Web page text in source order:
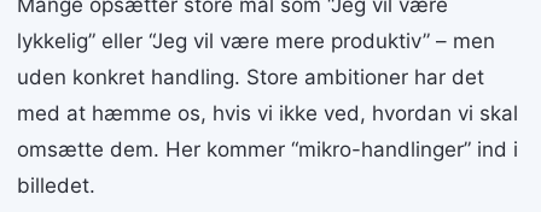
lykkelig” eller “Jeg vil være mere produktiv” – men
uden konkret handling. Store ambitioner har det
med at hæmme os, hvis vi ikke ved, hvordan vi skal
omsætte dem. Her kommer “mikro-handlinger” ind i
billedet.